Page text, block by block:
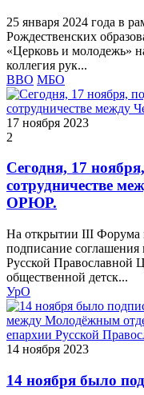
25 января 2024 года в
Рождественских
«Церковь и молодежь»
коллегия рук...
ВВО МБО
17 ноября 2023
2
Сегодня, 17
сотрудничестве
ОРЮР.
На открытии III Форума
подписание
Русской Православной
общественной детск...
УрО
14 ноября 2023
14 ноября было